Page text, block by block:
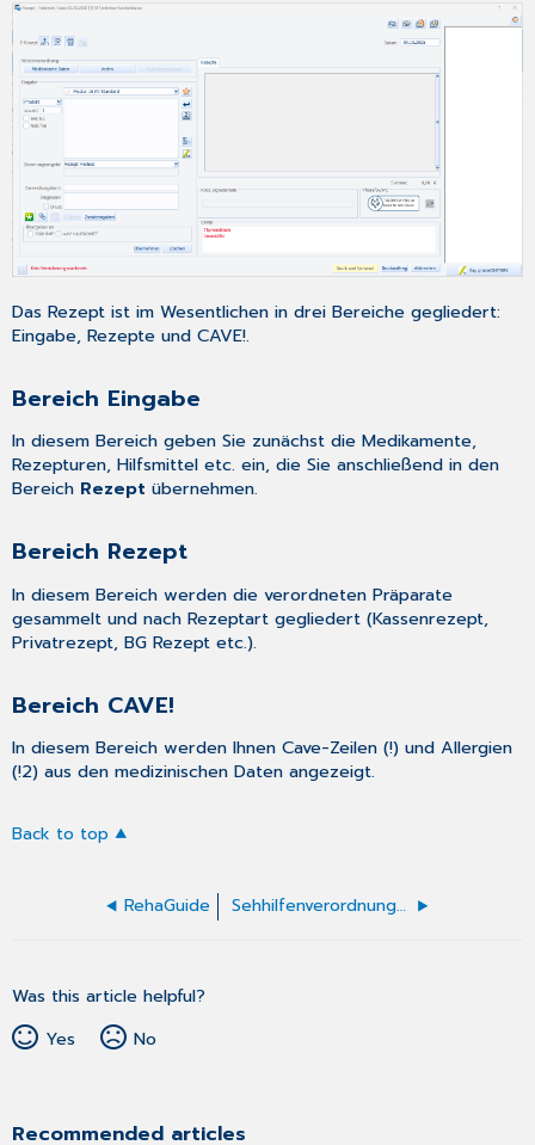
Das Rezept ist im Wesentlichen in drei Bereiche gegliedert:
Eingabe, Rezepte und CAVE!.
Bereich Eingabe
In diesem Bereich geben Sie zunächst die Medikamente,
Rezepturen, Hilfsmittel etc. ein, die Sie anschließend in den
Bereich Rezept übernehmen.
Bereich Rezept
In diesem Bereich werden die verordneten Präparate
gesammelt und nach Rezeptart gegliedert (Kassenrezept,
Privatrezept, BG Rezept etc.).
Bereich CAVE!
In diesem Bereich werden Ihnen Cave-Zeilen (!) und Allergien
(!2) aus den medizinischen Daten angezeigt.
Back to top
RehaGuide Sehhilfenverordnung (Muster 8)
Was this article helpful?
Yes
No
Recommended articles